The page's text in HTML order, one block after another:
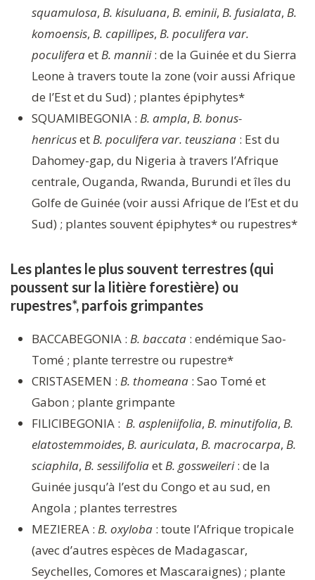
squamulosa, B. kisuluana, B. eminii, B. fusialata, B.
komoensis, B. capillipes, B. poculifera var.
poculiferaetB. mannii: de la Guinée et du Sierra
Leone à travers toute la zone (voir aussi Afrique
de l’Est et du Sud) ; plantes épiphytes*
SQUAMIBEGONIA : B. ampla, B. bonus-
henricusetB. poculifera var. teusziana : Est du
Dahomey-gap, du Nigeria à travers l’Afrique
centrale, Ouganda, Rwanda, Burundi et îles du
Golfe de Guinée (voir aussi Afrique de l’Est et du
Sud) ; plantes souvent épiphytes* ou rupestres*
Les plantes le plus souvent terrestres (qui
poussent sur la litière forestière) ou
rupestres*, parfois grimpantes
BACCABEGONIA : B. baccata : endémique Sao-
Tomé ; plante terrestre ou rupestre*
CRISTASEMEN : B. thomeana : Sao Tomé et
Gabon ; plante grimpante
FILICIBEGONIA : B. aspleniifolia, B. minutifolia, B.
elatostemmoides, B. auriculata, B. macrocarpa, B.
sciaphila, B. sessilifoliaetB. gossweileri: de la
Guinée jusqu’à l’est du Congo et au sud, en
Angola ; plantes terrestres
MEZIEREA : B. oxyloba : toute l’Afrique tropicale
(avec d’autres espèces de Madagascar,
Seychelles, Comores et Mascaraignes) ; plante